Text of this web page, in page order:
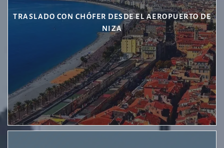
TRASLADO CON CHÓFER DESDE EL AEROPUERTO DE
NIZA